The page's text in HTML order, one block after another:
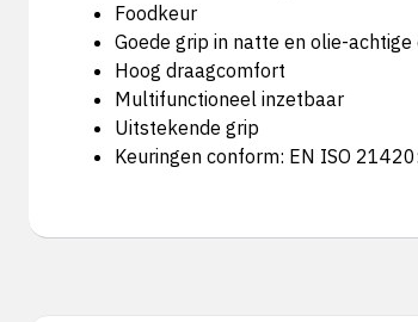
Foodkeur
Goede grip in natte en olie-achtige
Hoog draagcomfort
Multifunctioneel inzetbaar
Uitstekende grip
Keuringen conform: EN ISO